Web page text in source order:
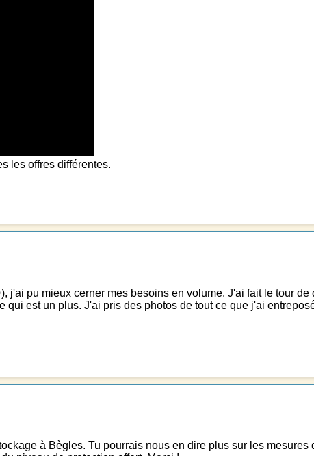
les offres différentes.
j'ai pu mieux cerner mes besoins en volume. J'ai fait le tour
est un plus. J'ai pris des photos de tout ce que j'ai
à Bègles. Tu pourrais nous en dire plus sur les